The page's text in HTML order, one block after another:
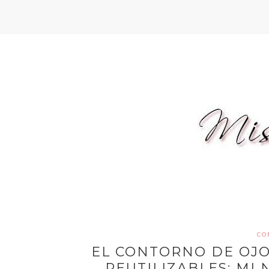
EL CONTORNO DE